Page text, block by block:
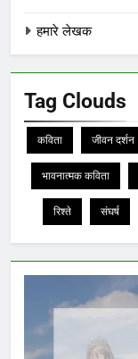
हमारे लेखक
Tag Clouds
कविता जीवन दर्शन
भावनात्मक कविता
रिश्ते संघर्ष